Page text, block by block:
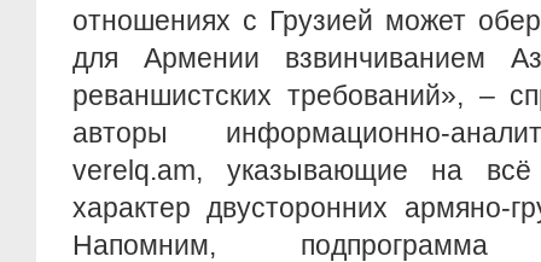
отношениях с Грузией может
для Армении взвинчиванием
реваншистских требований», –
авторы информационно-
verelq.am, указывающие на
характер двусторонних армяно-
Напомним, подпрограмма